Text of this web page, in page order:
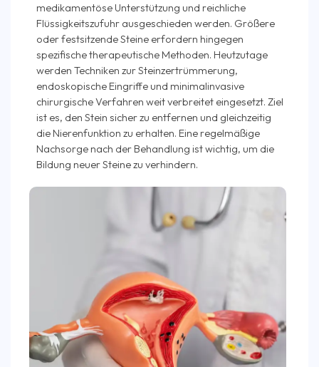
medikamentöse Unterstützung und reichliche
Flüssigkeitszufuhr ausgeschieden werden. Größere
oder festsitzende Steine erfordern hingegen
spezifische therapeutische Methoden. Heutzutage
werden Techniken zur Steinzertrümmerung,
endoskopische Eingriffe und minimalinvasive
chirurgische Verfahren weit verbreitet eingesetzt. Ziel
ist es, den Stein sicher zu entfernen und gleichzeitig
die Nierenfunktion zu erhalten. Eine regelmäßige
Nachsorge nach der Behandlung ist wichtig, um die
Bildung neuer Steine zu verhindern.